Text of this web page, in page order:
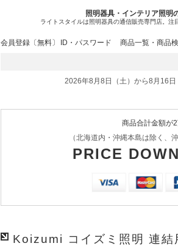
照明器具・インテリア照明
ライトスタイルは照明器具の通信販売専門店。注
会員登録〔無料〕 ID・パスワード 商品一覧・商品
2026年8月8日（土）から8月16
商品合計金額が
（北海道内・沖縄本島は除く、
PRICE DOWN
Koizumi コイズミ照明 連